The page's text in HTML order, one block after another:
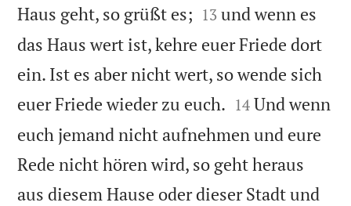
Haus geht, so grüßt es; 

13 und wenn es
das Haus wert ist, kehre euer Friede dort
ein. Ist es aber nicht wert, so wende sich
euer Friede wieder zu euch. 

14 Und wenn
euch jemand nicht aufnehmen und eure
Rede nicht hören wird, so geht heraus
aus diesem Hause oder dieser Stadt und